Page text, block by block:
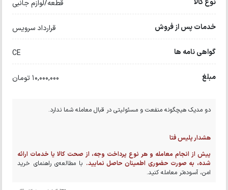
نوع کالا قطعه/لوازم جانبی
خدمات پس از فروش قرارداد سرویس
گواهی نامه ها CE
مبلغ 10,000,000 تومان
دو مدیک هیچگونه منفعت و مسئولیتی در قبال معامله شما ندارد.
هشدار پلیس فتا
پیش از انجام معامله و هر نوع پرداخت وجه، از صحت کالا یا خدمات ارائه
شده، به صورت حضوری اطمینان حاصل نمایید. با مطالعه‌ی راهنمای خرید
امن، آسوده‌تر معامله کنید.